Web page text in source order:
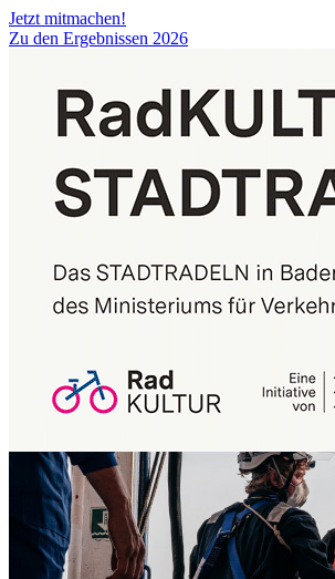
Jetzt mitmachen!
Zu den Ergebnissen 2026